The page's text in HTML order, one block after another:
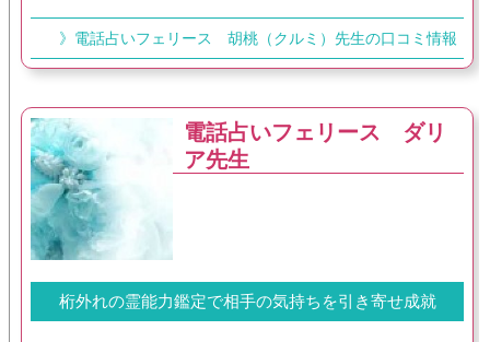
》電話占いフェリース 胡桃（クルミ）先生の口コミ情報
電話占いフェリース ダリ
ア先生
桁外れの霊能力鑑定で相手の気持ちを引き寄せ成就